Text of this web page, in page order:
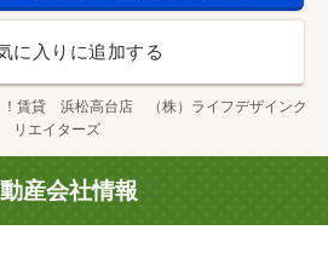
に入りに追加する
！賃貸 浜松高台店 （株）ライフデザインク
リエイターズ
産会社情報